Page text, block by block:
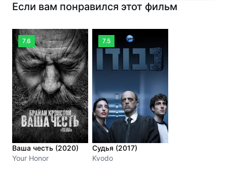
Если вам понравился этот фильм
7.6
Ваша честь (2020)
Your Honor
7.5
Судья (2017)
Kvodo